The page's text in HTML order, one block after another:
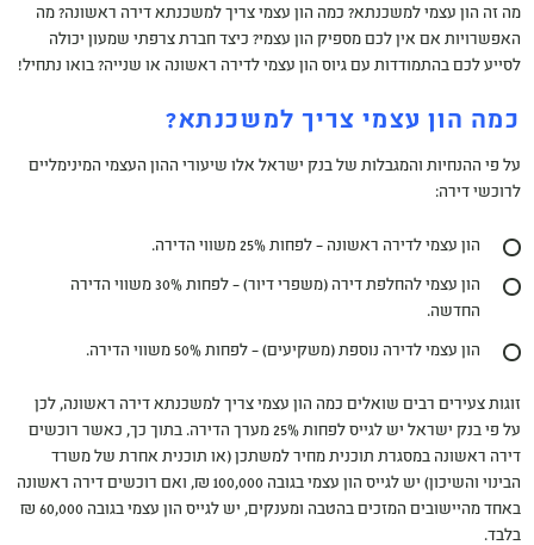
מה זה הון עצמי למשכנתא? כמה הון עצמי צריך למשכנתא דירה ראשונה? מה
האפשרויות אם אין לכם מספיק הון עצמי? כיצד חברת צרפתי שמעון יכולה
לסייע לכם בהתמודדות עם גיוס הון עצמי לדירה ראשונה או שנייה? בואו נתחיל!
כמה הון עצמי צריך למשכנתא?
על פי ההנחיות והמגבלות של בנק ישראל אלו שיעורי ההון העצמי המינימליים
לרוכשי דירה:
הון עצמי לדירה ראשונה – לפחות 25% משווי הדירה.
הון עצמי להחלפת דירה (משפרי דיור) – לפחות 30% משווי הדירה
החדשה.
הון עצמי לדירה נוספת (משקיעים) – לפחות 50% משווי הדירה.
זוגות צעירים רבים שואלים כמה הון עצמי צריך למשכנתא דירה ראשונה, לכן
על פי בנק ישראל יש לגייס לפחות 25% מערך הדירה. בתוך כך, כאשר רוכשים
דירה ראשונה במסגרת תוכנית מחיר למשתכן (או תוכנית אחרת של משרד
הבינוי והשיכון) יש לגייס הון עצמי בגובה 100,000 ₪, ואם רוכשים דירה ראשונה
באחד מהיישובים המזכים בהטבה ומענקים, יש לגייס הון עצמי בגובה 60,000 ₪
בלבד.